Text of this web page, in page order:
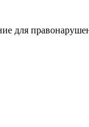
для